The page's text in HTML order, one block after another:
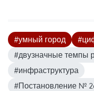
#умный город
#двузначные темпы
#инфраструктура
#Постановление №